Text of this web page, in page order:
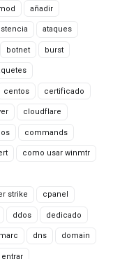
añadir
ataques
botnet burst
centos certificado
cloudflare
commands
como usar winmtr
strike cpanel
ddos dedicado
dns domain
entrar